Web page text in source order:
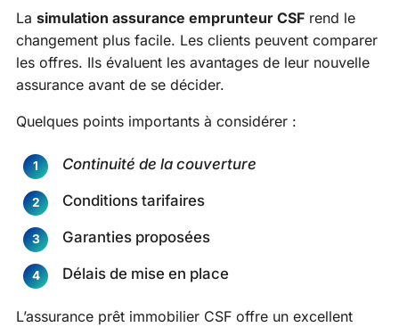
La simulation assurance emprunteur CSF rend le
changement plus facile. Les clients peuvent comparer
les offres. Ils évaluent les avantages de leur nouvelle
assurance avant de se décider.
Quelques points importants à considérer :
Continuité de la couverture
Conditions tarifaires
Garanties proposées
Délais de mise en place
L’assurance prêt immobilier CSF offre un excellent